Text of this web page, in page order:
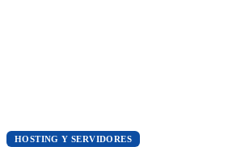
HOSTING Y SERVIDORES